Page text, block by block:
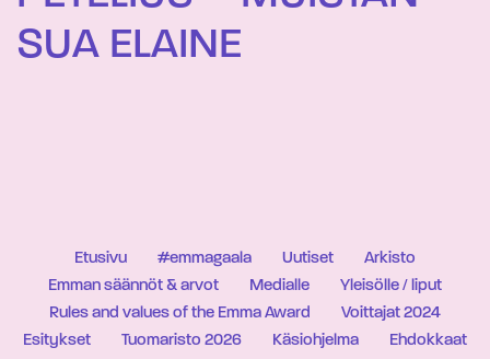
SUA ELAINE
Etusivu #emmagaala Uutiset
Arkisto
Emman säännöt & arvot
Medialle
Yleisölle / liput
Rules and values of the Emma Award
Voittajat 2024
Esitykset
Tuomaristo 2026 Käsiohjelma
Ehdokkaat